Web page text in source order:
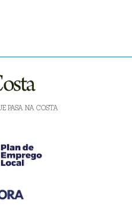
PASA NA COSTA